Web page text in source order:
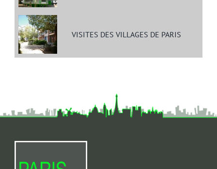
VISITES DES VILLAGES DE PARIS